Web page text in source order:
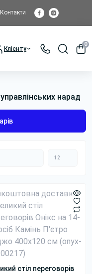
Контакти
Клієнту
0
нарад
доставка
стіл переговорів